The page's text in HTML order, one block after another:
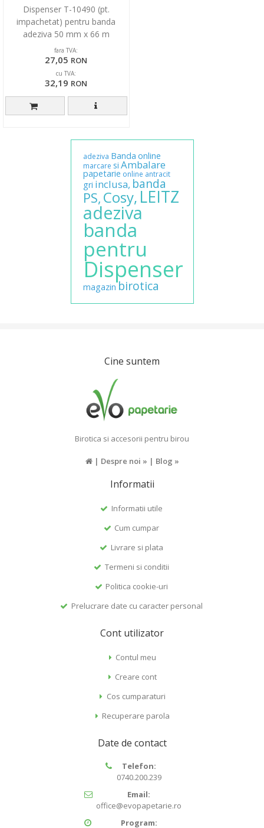
Dispenser T-10490 (pt.
impachetat) pentru banda
adeziva 50 mm x 66 m
fara TVA:
27,05 RON
cu TVA:
32,19 RON
adeziva Banda online
marcare si Ambalare
papetarie online antracit
gri inclusa, banda
PS, Cosy, LEITZ
adeziva
banda
pentru
Dispenser
magazinbirotica
Cine suntem
Birotica si accesorii pentru birou
| Despre noi » | Blog »
Informatii
Informatii utile
Cum cumpar
Livrare si plata
Termeni si conditii
Politica cookie-uri
Prelucrare date cu caracter personal
Cont utilizator
Contul meu
Creare cont
Cos cumparaturi
Recuperare parola
Date de contact
Telefon:
0740.200.239
Email:
office@evopapetarie.ro
Program: